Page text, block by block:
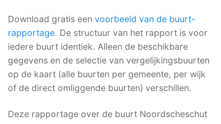
Download gratis een voorbeeld van de buurt-
rapportage. De structuur van het rapport is voor
iedere buurt identiek. Alleen de beschikbare
gegevens en de selectie van vergelijkingsbuurten
op de kaart (alle buurten per gemeente, per wijk
of de direct omliggende buurten) verschillen.
Deze rapportage over de buurt Noordscheschut